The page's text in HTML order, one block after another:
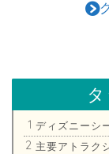
ディズニーシ
主要アトラク